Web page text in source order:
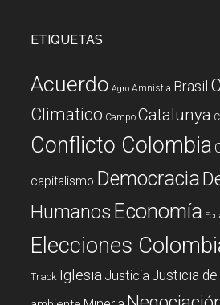
ETIQUETAS
Acuerdo Agro Amnistia Brasil
Climatico Campo Catalunya
Conflicto Colombia
capitalismo Democracia
Humanos Economía
Elecciones
Track Iglesia Justicia Justicia de